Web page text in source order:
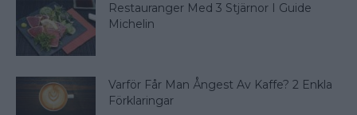
Restauranger Med 3 Stjärnor I Guide
Michelin
Varför Får Man Ångest Av Kaffe? 2 Enkla
Förklaringar